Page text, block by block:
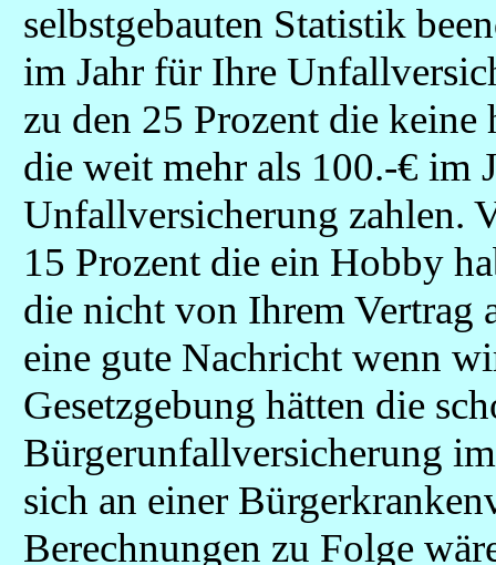
selbstgebauten Statistik
im Jahr für Ihre
zu den 25 Prozent die keine
die weit mehr als 100.-€ im
Unfallversicherung zahlen.
15 Prozent die ein Hobby
die nicht von Ihrem Vertrag
eine gute Nachricht wenn
Gesetzgebung hätten die
Bürgerunfallversicherung
sich an einer
Berechnungen zu Folge